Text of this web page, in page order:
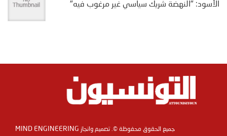
الأسود: "النهضة شريك سياسي غير مرغوب فيه"
جميع الحقوق محفوظة ©. تصميم وانجاز MIND ENGINEERING